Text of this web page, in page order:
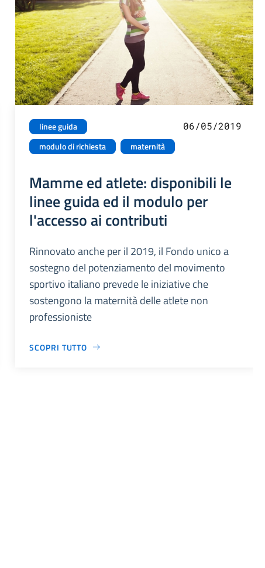
linee guida
modulo di richiesta
maternità
06/05/2019
Mamme ed atlete: disponibili le
linee guida ed il modulo per
l'accesso ai contributi
Rinnovato anche per il 2019, il Fondo unico a
sostegno del potenziamento del movimento
sportivo italiano prevede le iniziative che
sostengono la maternità delle atlete non
professioniste
SCOPRI TUTTO